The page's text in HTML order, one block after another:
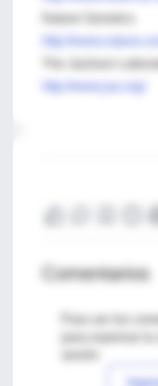
http://
Comentarios
Para ver los